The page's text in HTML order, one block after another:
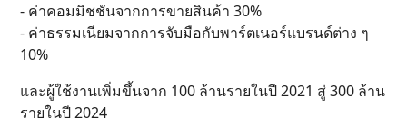
- ค่าคอมมิชชันจากการขายสินค้า 30%
- ค่าธรรมเนียมจากการจับมือกับพาร์ตเนอร์แบรนด์ต่าง ๆ
10%
และผู้ใช้งานเพิ่มขึ้นจาก 100 ล้านรายในปี 2021 สู่ 300 ล้าน
รายในปี 2024